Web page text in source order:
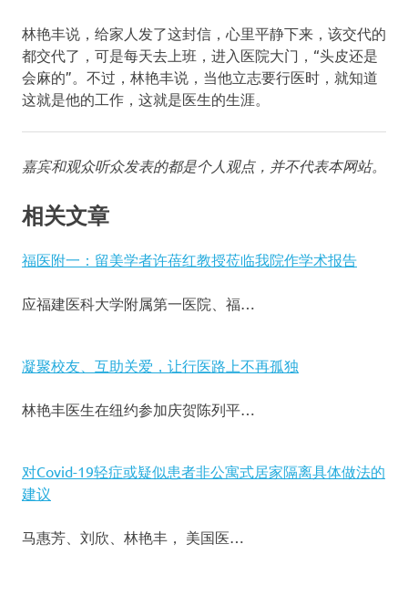
林艳丰说，给家人发了这封信，心里平静下来，该交代的
都交代了，可是每天去上班，进入医院大门，“头皮还是
会麻的”。不过，林艳丰说，当他立志要行医时，就知道
这就是他的工作，这就是医生的生涯。
嘉宾和观众听众发表的都是个人观点，并不代表本网站。
相关文章
福医附一：留美学者许蓓红教授莅临我院作学术报告
应福建医科大学附属第一医院、福…
凝聚校友、互助关爱，让行医路上不再孤独
林艳丰医生在纽约参加庆贺陈列平…
对Covid-19轻症或疑似患者非公寓式居家隔离具体做法的
建议
马惠芳、刘欣、林艳丰， 美国医…